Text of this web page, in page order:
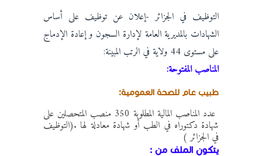
التوظيف في الجزائر -إعلان عن توظيف على أساس
الشهادات بالمديرية العامة لإدارة السجون و إعادة الإدماج
على مستوى 44 ولاية في الرتب المبينة:
المناصب المفتوحة:
طبيب عام للصحة العمومية:
عدد المناصب المالية المطلوبة 350 منصب المتحصلين على
شهادة دكتوراه في الطب أو شهادة معادلة لها .(التوظيف
في الجزائر )
يتكون الملف من :